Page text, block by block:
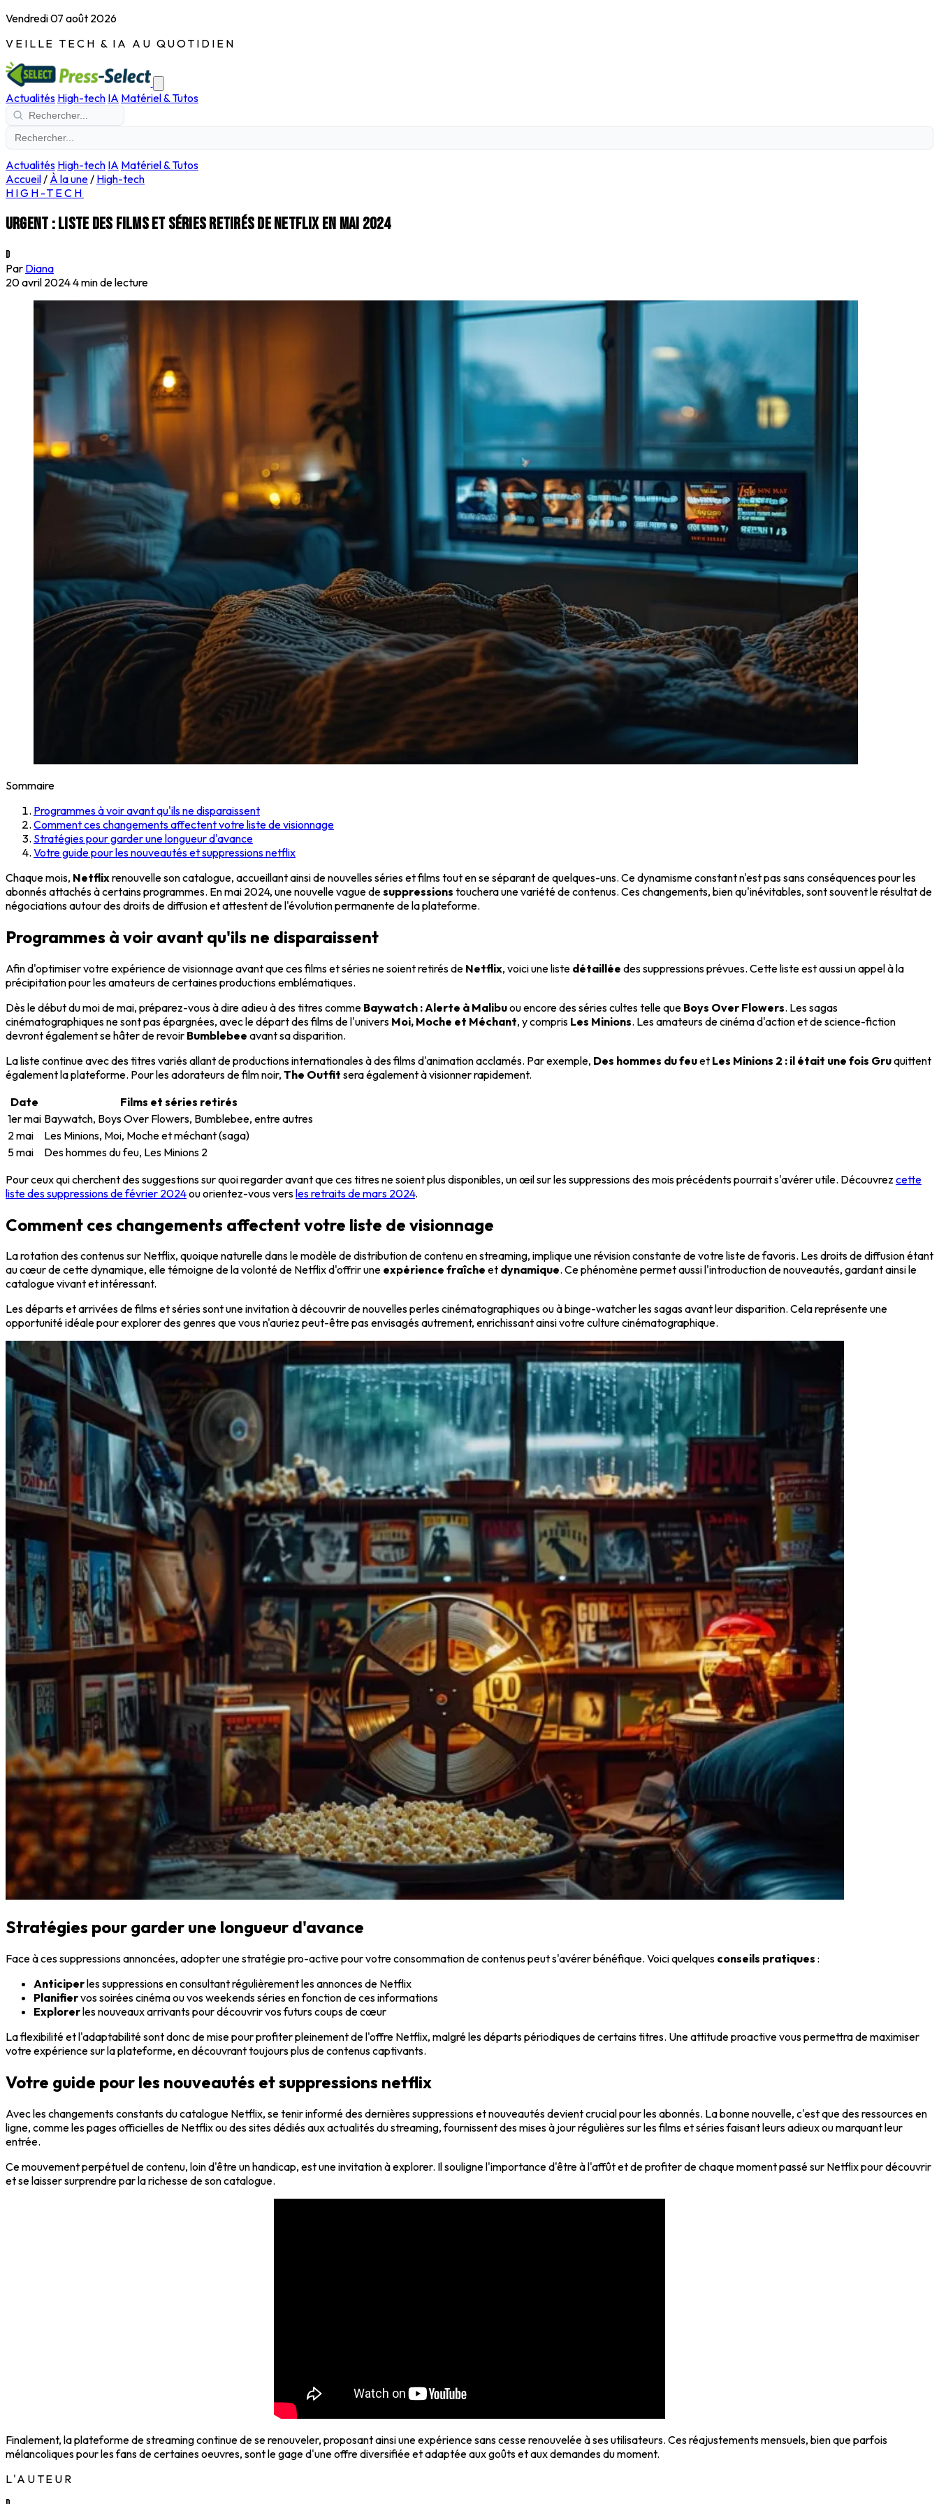
Vendredi 07 août 2026
VEILLE TECH & IA AU QUOTIDIEN
Actualités High-tech IA Matériel & Tutos
Actualités High-tech IA Matériel & Tutos
Accueil/ À la une/ High-tech
HIGH-TECH
Urgent : liste des films et séries retirés de Netflix en mai 2024
D
Par Diana
20 avril 20244 min de lecture
Sommaire
Programmes à voir avant qu'ils ne disparaissent
Comment ces changements affectent votre liste de visionnage
Stratégies pour garder une longueur d'avance
Votre guide pour les nouveautés et suppressions netflix
Chaque mois, Netflixrenouvelle son catalogue, accueillant ainsi de nouvelles séries et films tout en se séparant de quelques-uns. Ce dynamisme constant n'est pas sans conséquences pour les
abonnés attachés à certains programmes. En mai 2024, une nouvelle vague desuppressions touchera une variété de contenus. Ces changements, bien qu'inévitables, sont souvent le résultat de
négociations autour des droits de diffusion et attestent de l'évolution permanente de la plateforme.
Programmes à voir avant qu'ils ne disparaissent
Afin d'optimiser votre expérience de visionnage avant que ces films et séries ne soient retirés de Netflix, voici une liste détaillée des suppressions prévues. Cette liste est aussi un appel à la
précipitation pour les amateurs de certaines productions emblématiques.
Dès le début du moi de mai, préparez-vous à dire adieu à des titres comme Baywatch : Alerte à Malibuou encore des séries cultes telle que Boys Over Flowers. Les sagas
cinématographiques ne sont pas épargnées, avec le départ des films de l'univers Moi, Moche et Méchant, y compris Les Minions. Les amateurs de cinéma d'action et de science-fiction
devront également se hâter de revoir Bumblebee avant sa disparition.
La liste continue avec des titres variés allant de productions internationales à des films d'animation acclamés. Par exemple, Des hommes du feuet Les Minions 2 : il était une fois Gruquittent
également la plateforme. Pour les adorateurs de film noir, The Outfit sera également à visionner rapidement.
Date
Films et séries retirés
1er mai Baywatch, Boys Over Flowers, Bumblebee, entre autres
2 mai
Les Minions, Moi, Moche et méchant (saga)
5 mai
Des hommes du feu, Les Minions 2
Pour ceux qui cherchent des suggestions sur quoi regarder avant que ces titres ne soient plus disponibles, un œil sur les suppressions des mois précédents pourrait s'avérer utile. Découvrez cette
liste des suppressions de février 2024ou orientez-vous versles retraits de mars 2024.
Comment ces changements affectent votre liste de visionnage
La rotation des contenus sur Netflix, quoique naturelle dans le modèle de distribution de contenu en streaming, implique une révision constante de votre liste de favoris. Les droits de diffusion étant
au cœur de cette dynamique, elle témoigne de la volonté de Netflix d'offrir une expérience fraîche et dynamique. Ce phénomène permet aussi l'introduction de nouveautés, gardant ainsi le
catalogue vivant et intéressant.
Les départs et arrivées de films et séries sont une invitation à découvrir de nouvelles perles cinématographiques ou à binge-watcher les sagas avant leur disparition. Cela représente une
opportunité idéale pour explorer des genres que vous n'auriez peut-être pas envisagés autrement, enrichissant ainsi votre culture cinématographique.
Stratégies pour garder une longueur d'avance
Face à ces suppressions annoncées, adopter une stratégie pro-active pour votre consommation de contenus peut s'avérer bénéfique. Voici quelques conseils pratiques :
Anticiperles suppressions en consultant régulièrement les annonces de Netflix
Planifiervos soirées cinéma ou vos weekends séries en fonction de ces informations
Explorerles nouveaux arrivants pour découvrir vos futurs coups de cœur
La flexibilité et l'adaptabilité sont donc de mise pour profiter pleinement de l'offre Netflix, malgré les départs périodiques de certains titres. Une attitude proactive vous permettra de maximiser
votre expérience sur la plateforme, en découvrant toujours plus de contenus captivants.
Votre guide pour les nouveautés et suppressions netflix
Avec les changements constants du catalogue Netflix, se tenir informé des dernières suppressions et nouveautés devient crucial pour les abonnés. La bonne nouvelle, c'est que des ressources en
ligne, comme les pages officielles de Netflix ou des sites dédiés aux actualités du streaming, fournissent des mises à jour régulières sur les films et séries faisant leurs adieux ou marquant leur
entrée.
Ce mouvement perpétuel de contenu, loin d'être un handicap, est une invitation à explorer. Il souligne l'importance d'être à l'affût et de profiter de chaque moment passé sur Netflix pour découvrir
et se laisser surprendre par la richesse de son catalogue.
Finalement, la plateforme de streaming continue de se renouveler, proposant ainsi une expérience sans cesse renouvelée à ses utilisateurs. Ces réajustements mensuels, bien que parfois
mélancoliques pour les fans de certaines oeuvres, sont le gage d'une offre diversifiée et adaptée aux goûts et aux demandes du moment.
L'AUTEUR